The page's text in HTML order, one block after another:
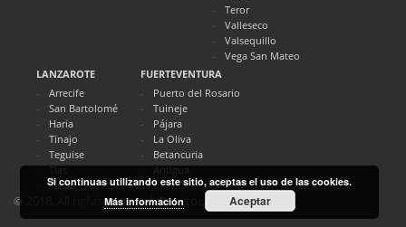
Teror
Valleseco
Valsequillo
Vega San Mateo
LANZAROTE
Arrecife
San Bartolomé
Haria
Tinajo
Teguise
Tías
Yaiza
FUERTEVENTURA
Puerto del Rosario
Tuineje
Pájara
La Oliva
Betancuria
Antigua
© 2018. All rights reserved. Directocanarias.com
Si continuas utilizando este sitio, aceptas el uso de las cookies.
Más información
Aceptar